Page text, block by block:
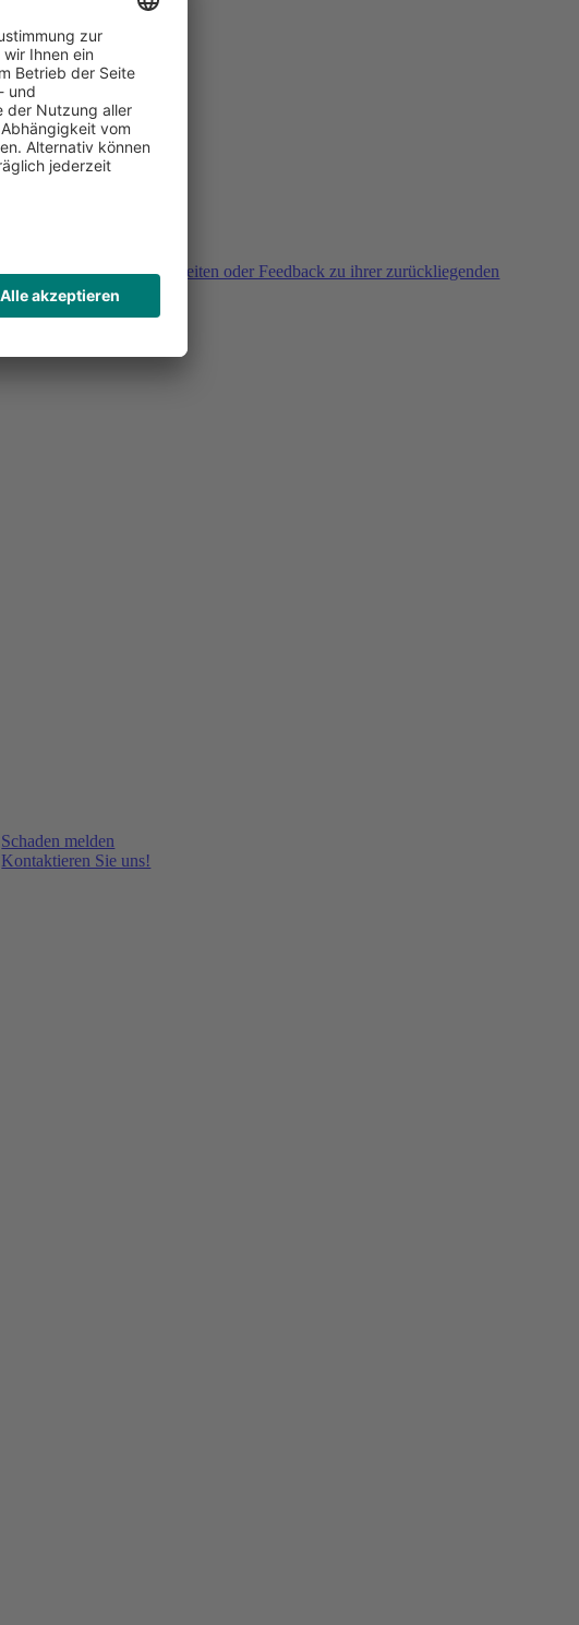
Sie haben Fragen, Unklarheiten oder Feedback zu ihrer zurückliegenden
Buchung?
Schaden melden
Kontaktieren Sie uns!